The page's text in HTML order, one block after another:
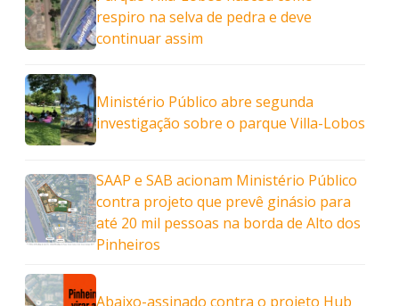
respiro na selva de pedra e deve
continuar assim
Ministério Público abre segunda
investigação sobre o parque Villa-Lobos
SAAP e SAB acionam Ministério Público
contra projeto que prevê ginásio para
até 20 mil pessoas na borda de Alto dos
Pinheiros
Abaixo-assinado contra o projeto Hub